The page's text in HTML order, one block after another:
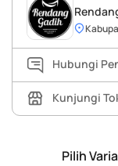
Hubungi
Kunjungi
Pilih